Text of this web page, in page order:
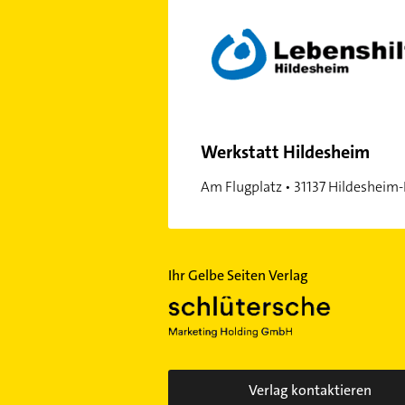
Werkstatt Hildesheim
Am Flugplatz • 31137
Ihr Gelbe Seiten Verlag
Verlag kontaktieren